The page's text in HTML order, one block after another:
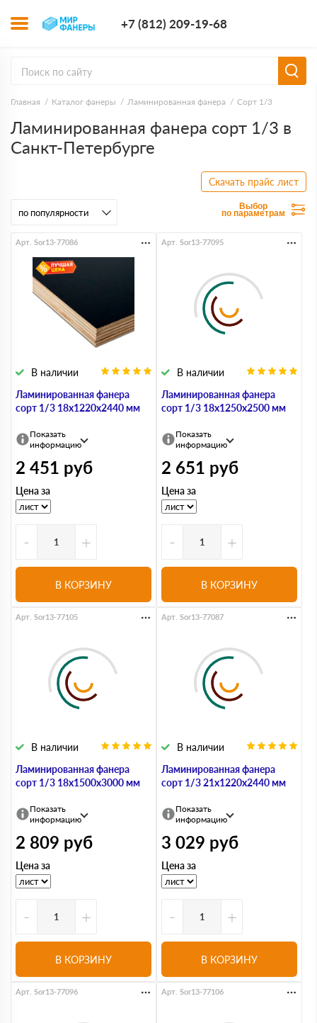
+7 (812) 209-19-68
Главная Каталог фанеры Ламинированная фанера Сорт 1/3
Ламинированная фанера сорт 1/3 в
Санкт-Петербурге
Скачать прайс лист
Выбор
по параметрам
Ламинированная фанера
сорт 1/3 18х1220х2440 мм
В наличии
Арт. Sor13-77086
Показать
информацию
2 451 руб
Цена за
- +
В КОРЗИНУ
Ламинированная фанера
сорт 1/3 18х1250х2500 мм
В наличии
Арт. Sor13-77095
Показать
информацию
2 651 руб
Цена за
- +
В КОРЗИНУ
Ламинированная фанера
сорт 1/3 18х1500х3000 мм
В наличии
Арт. Sor13-77105
Показать
информацию
2 809 руб
Цена за
- +
В КОРЗИНУ
Ламинированная фанера
сорт 1/3 21х1220х2440 мм
В наличии
Арт. Sor13-77087
Показать
информацию
3 029 руб
Цена за
- +
В КОРЗИНУ
Арт. Sor13-77096 Арт. Sor13-77106